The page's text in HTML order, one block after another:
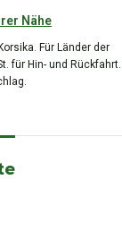
Nähe
Für Länder der
für Hin- und Rückfahrt.